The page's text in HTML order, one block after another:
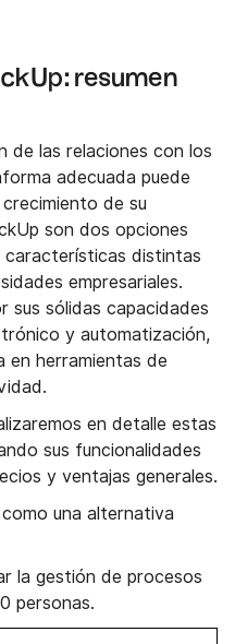
resumen
de las relaciones con los
adecuada puede
de su
son dos opciones
características distintas
empresariales.
sus sólidas capacidades
y automatización,
en herramientas de
en detalle estas
sus funcionalidades
y ventajas generales.
como una alternativa
la gestión de procesos
personas.